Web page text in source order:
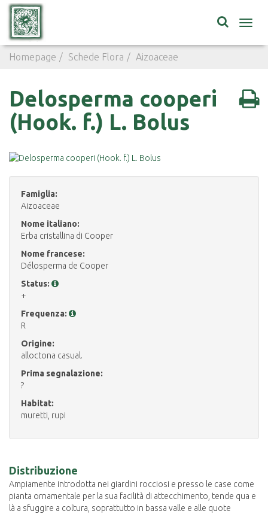
Homepage Schede Flora Aizoaceae
Delosperma cooperi
(Hook. f.) L. Bolus
Famiglia:
Aizoaceae
Nome italiano:
Erba cristallina di Cooper
Nome francese:
Délosperma de Cooper
Status:
+
Frequenza:
R
Origine:
alloctona casual.
Prima segnalazione:
?
Habitat:
muretti, rupi
Distribuzione
Ampiamente introdotta nei giardini rocciosi e presso le case come
pianta ornamentale per la sua facilità di attecchimento, tende qua e
là a sfuggire a coltura, soprattutto in bassa valle e alle quote